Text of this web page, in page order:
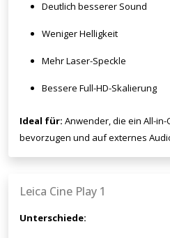
Deutlich besserer Sound
Weniger Helligkeit
Mehr Laser-Speckle
Bessere Full-HD-Skalierung
Ideal für: Anwender, die ein All-
bevorzugen und auf externes
Leica Cine Play 1
Unterschiede: